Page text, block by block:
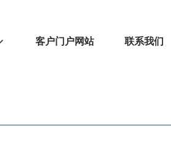
客户门户网站 联系我们